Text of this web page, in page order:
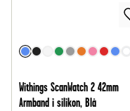
Withings ScanWatch 2 42mm
Armband i silikon, Blå